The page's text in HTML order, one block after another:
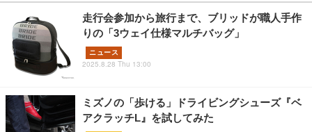
走行会参加から旅行まで、ブリッドが職人手作
りの「3ウェイ仕様マルチバッグ」
ニュース
2025.8.28 Thu 13:00
ミズノの「歩ける」ドライビングシューズ『ベ
アクラッチL』を試してみた